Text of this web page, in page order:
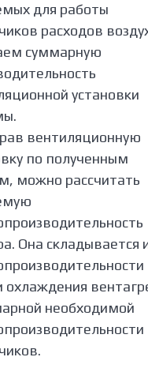
для работы
расходов
суммарную
установки
вентиляционную
по полученным
можно рассчитать
Она складывается
охлаждения
необходимой